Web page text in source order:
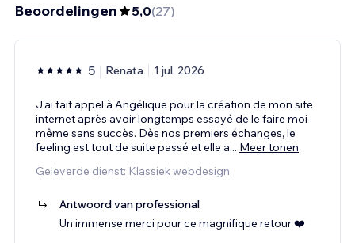
Beoordelingen 5,0(27)
5 Renata 1 jul. 2026
J'ai fait appel à Angélique pour la création de mon site
internet après avoir longtemps essayé de le faire moi-
même sans succès. Dès nos premiers échanges, le
feeling est tout de suite passé et elle a... Meer tonen
Geleverde dienst: Klassiek webdesign
Antwoord van professional
Un immense merci pour ce magnifique retour ❤️